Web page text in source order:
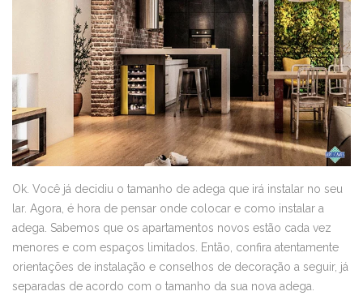
Ok. Você já decidiu o tamanho de adega que irá instalar no seu
lar. Agora, é hora de pensar onde colocar e como instalar a
adega. Sabemos que os apartamentos novos estão cada vez
menores e com espaços limitados. Então, confira atentamente
orientações de instalação e conselhos de decoração a seguir, já
separadas de acordo com o tamanho da sua nova adega.